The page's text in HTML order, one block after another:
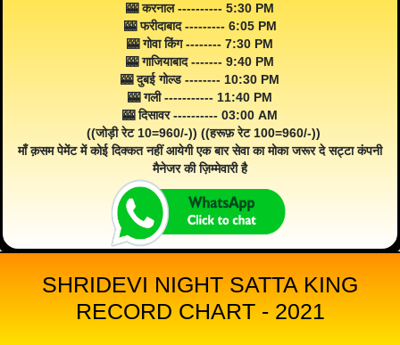
🎰 करनाल ---------- 5:30 PM
🎰 फरीदाबाद --------- 6:05 PM
🎰 गोवा किंग -------- 7:30 PM
🎰 गाजियाबाद ------- 9:40 PM
🎰 दुबई गोल्ड -------- 10:30 PM
🎰 गली ----------- 11:40 PM
🎰 दिसावर ---------- 03:00 AM
((जोड़ी रेट 10=960/-)) ((हरूफ़ रेट 100=960/-))
माँ क़सम पेमेंट में कोई दिक्कत नहीं आयेगी एक बार सेवा का मोका जरूर दे सट्टा कंपनी
मैनेजर की ज़िम्मेवारी है
SHRIDEVI NIGHT SATTA KING
RECORD CHART - 2021